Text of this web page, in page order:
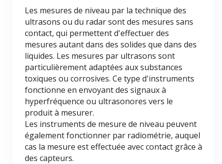
Les mesures de niveau par la technique des
ultrasons ou du radar sont des mesures sans
contact, qui permettent d'effectuer des
mesures autant dans des solides que dans des
liquides. Les mesures par ultrasons sont
particulièrement adaptées aux substances
toxiques ou corrosives. Ce type d'instruments
fonctionne en envoyant des signaux à
hyperfréquence ou ultrasonores vers le
produit à mesurer.
Les instruments de mesure de niveau peuvent
également fonctionner par radiométrie, auquel
cas la mesure est effectuée avec contact grâce à
des capteurs.